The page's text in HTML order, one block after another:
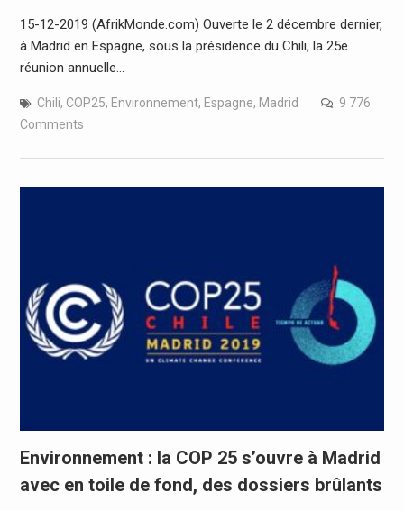
15-12-2019 (AfrikMonde.com) Ouverte le 2 décembre dernier,
à Madrid en Espagne, sous la présidence du Chili, la 25e
réunion annuelle…
Chili, COP25, Environnement, Espagne, Madrid
9 776
Comments
Environnement : la COP 25 s’ouvre à Madrid
avec en toile de fond, des dossiers brûlants